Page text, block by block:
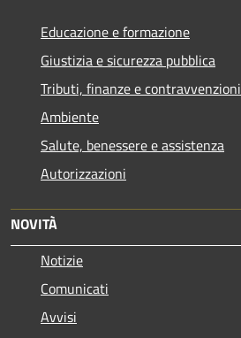
Educazione e formazione
Giustizia e sicurezza pubblica
Tributi, finanze e contravvenzioni
Ambiente
Salute, benessere e assistenza
Autorizzazioni
NOVITÀ
Notizie
Comunicati
Avvisi